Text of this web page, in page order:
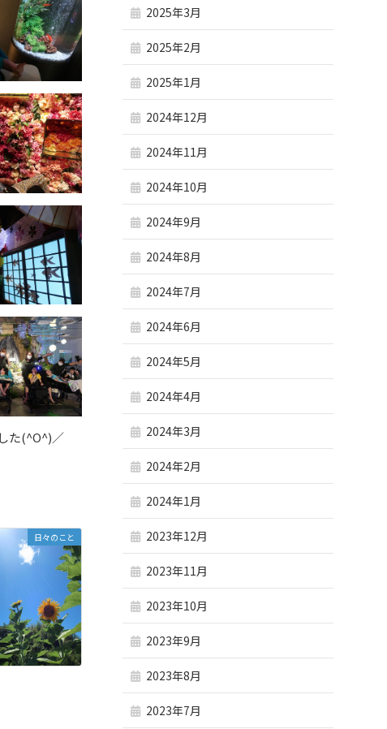
た(^O^)／
日々のこと
2025年3月
2025年2月
2025年1月
2024年12月
2024年11月
2024年10月
2024年9月
2024年8月
2024年7月
2024年6月
2024年5月
2024年4月
2024年3月
2024年2月
2024年1月
2023年12月
2023年11月
2023年10月
2023年9月
2023年8月
2023年7月